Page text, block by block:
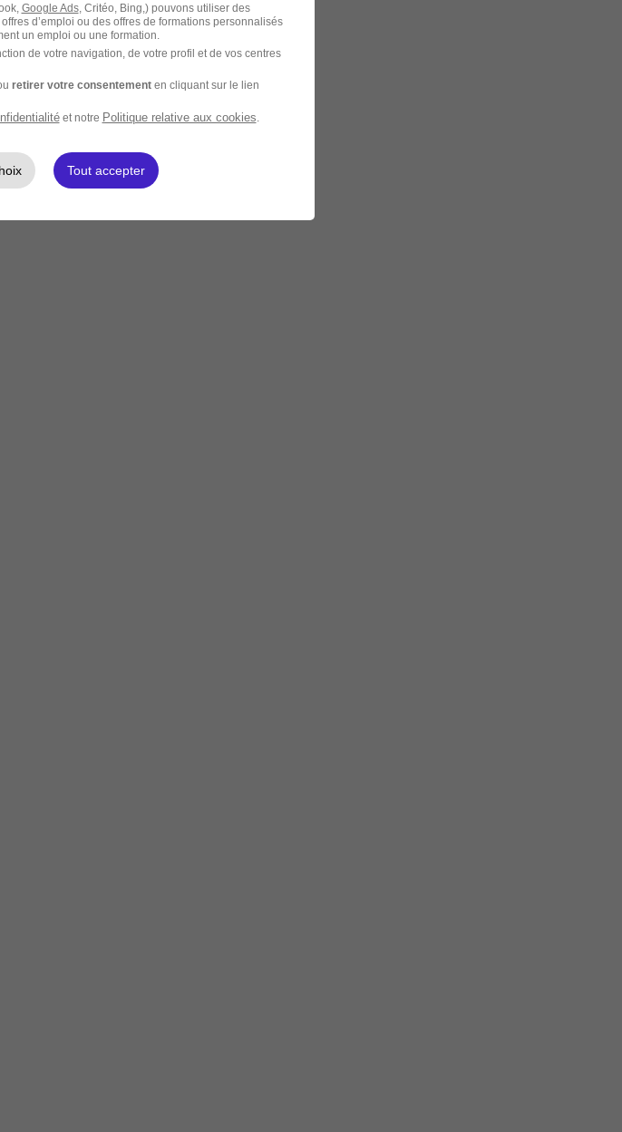
Google Ads, Critéo, Bing,) pouvons utiliser des
d’emploi ou des offres de formations personnalisés
un emploi ou une formation.
de votre navigation, de votre profil et de vos centres
retirer votre consentementen cliquant sur le lien
et notre Politique relative aux cookies
Tout accepter